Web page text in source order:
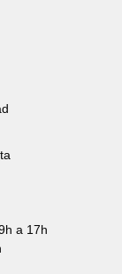
a 17h